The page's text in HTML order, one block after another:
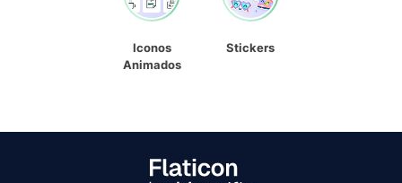
Iconos
Animados
Stickers